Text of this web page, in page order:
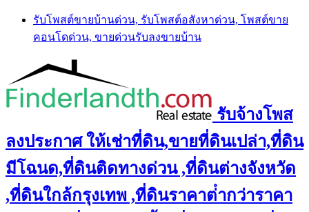
Skip
content
รับโพสต์ขายบ้านด่วน, รับโพสต์อสังหาด่วน, โพสต์ขาย
คอนโดด่วน, ขายด่วนรับลงขายบ้าน
รับจ้างโพส
ลงประกาศ ให้เช่าที่ดิน,ขายที่ดินเปล่า,ที่ดิน
มีโฉนด,ที่ดินติดทางด่วน ,ที่ดินต่างจังหวัด
,ที่ดินใกล้กรุงเทพ ,ที่ดินราคาต่ํากว่าราคา